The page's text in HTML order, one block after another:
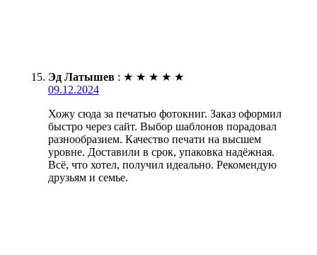
Эд Латышев : ★ ★ ★ ★ ★
09.12.2024
Хожу сюда за печатью фотокниг. Заказ оформил
быстро через сайт. Выбор шаблонов порадовал
разнообразием. Качество печати на высшем
уровне. Доставили в срок, упаковка надёжная.
Всё, что хотел, получил идеально. Рекомендую
друзьям и семье.